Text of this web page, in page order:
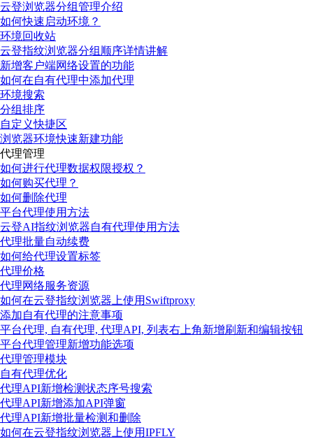
云登浏览器分组管理介绍
如何快速启动环境？
环境回收站
云登指纹浏览器分组顺序详情讲解
新增客户端网络设置的功能
如何在自有代理中添加代理
环境搜索
分组排序
自定义快捷区
浏览器环境快速新建功能
代理管理
如何进行代理数据权限授权？
如何购买代理？
如何删除代理
平台代理使用方法
云登AI指纹浏览器自有代理使用方法
代理批量自动续费
如何给代理设置标签
代理价格
代理网络服务资源
如何在云登指纹浏览器上使用Swiftproxy
添加自有代理的注意事项
平台代理, 自有代理, 代理API, 列表右上角新增刷新和编辑按钮
平台代理管理新增功能选项
代理管理模块
自有代理优化
代理API新增检测状态序号搜索
代理API新增添加API弹窗
代理API新增批量检测和删除
如何在云登指纹浏览器上使用IPFLY